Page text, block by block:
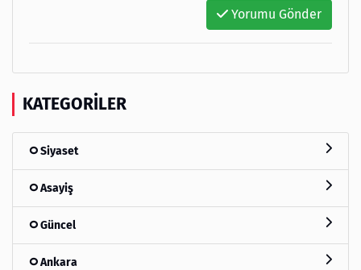
Yorumu Gönder
KATEGORILER
Siyaset
Asayiş
Güncel
Ankara